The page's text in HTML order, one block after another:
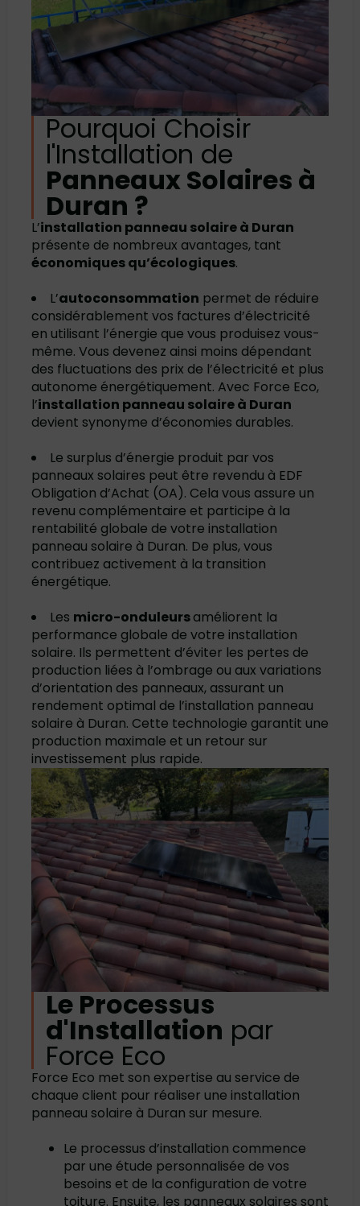
Pourquoi Choisir
l'Installation de
Panneaux Solaires à
Duran ?
L’installation panneau solaire à Duran
présente de nombreux avantages, tant
économiques qu’écologiques.
L’autoconsommation permet de réduire
considérablement vos factures d’électricité
en utilisant l’énergie que vous produisez vous-
même. Vous devenez ainsi moins dépendant
des fluctuations des prix de l’électricité et plus
autonome énergétiquement. Avec Force Eco,
l’installation panneau solaire à Duran
devient synonyme d’économies durables.
Le surplus d’énergie produit par vos
panneaux solaires peut être revendu à EDF
Obligation d’Achat (OA). Cela vous assure un
revenu complémentaire et participe à la
rentabilité globale de votre installation
panneau solaire à Duran. De plus, vous
contribuez activement à la transition
énergétique.
Les micro-onduleursaméliorent la
performance globale de votre installation
solaire. Ils permettent d’éviter les pertes de
production liées à l’ombrage ou aux variations
d’orientation des panneaux, assurant un
rendement optimal de l’installation panneau
solaire à Duran. Cette technologie garantit une
production maximale et un retour sur
investissement plus rapide.
Le Processus
d'Installation par
Force Eco
Force Eco met son expertise au service de
chaque client pour réaliser une installation
panneau solaire à Duran sur mesure.
Le processus d’installation commence
par une étude personnalisée de vos
besoins et de la configuration de votre
toiture. Ensuite, les panneaux solaires sont